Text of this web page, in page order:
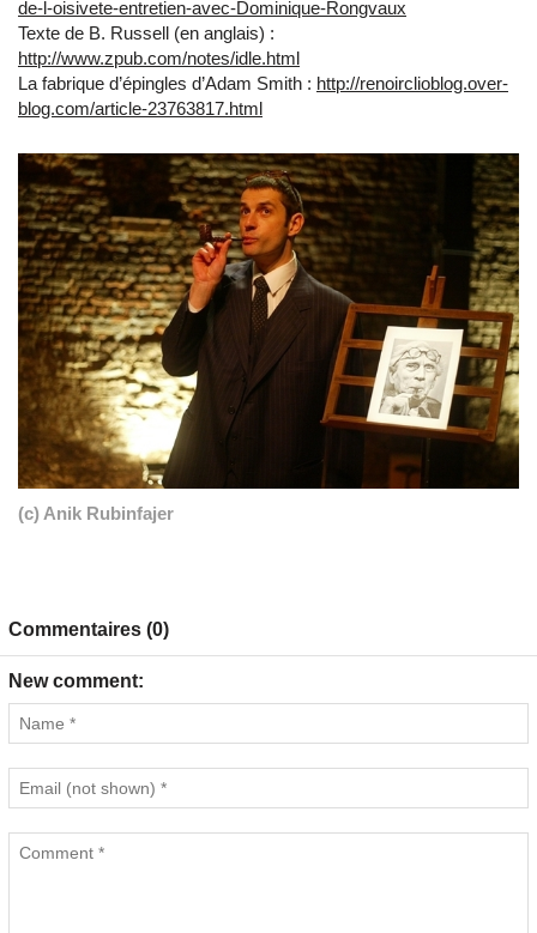
de-l-oisivete-entretien-avec-Dominique-Rongvaux
Texte de B. Russell (en anglais) :
http://www.zpub.com/notes/idle.html
La fabrique d’épingles d’Adam Smith : http://renoirclioblog.over-
blog.com/article-23763817.html
(c) Anik Rubinfajer
Commentaires (0)
New comment: